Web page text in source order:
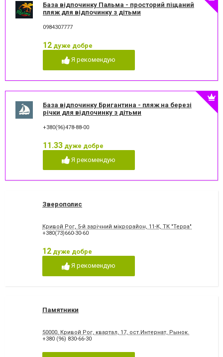
База відпочинку Пальма - просторий піщаний
пляж для відпочинку з дітьми
0984307777
12 дуже добре
Я рекомендую
База відпочинку Бригантина - пляж на березі
річки для відпочинку з дітьми
+380(96)478-88-00
11.33 дуже добре
Я рекомендую
Зверополис
Кривой Рог, 5-й зарічний мікрорайон, 11-К, ТК "Терра"
+380(73)660-30-60
12 дуже добре
Я рекомендую
Памятники
50000, Кривой Рог, квартал, 17, ост.Интернат, Рынок.
+380 (96) 830-66-30